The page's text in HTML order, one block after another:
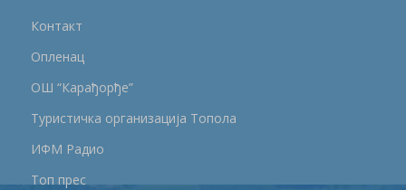
Контакт
Опленац
ОШ “Карађорђе”
Туристичка организација Топола
ИФМ Радио
Топ прес